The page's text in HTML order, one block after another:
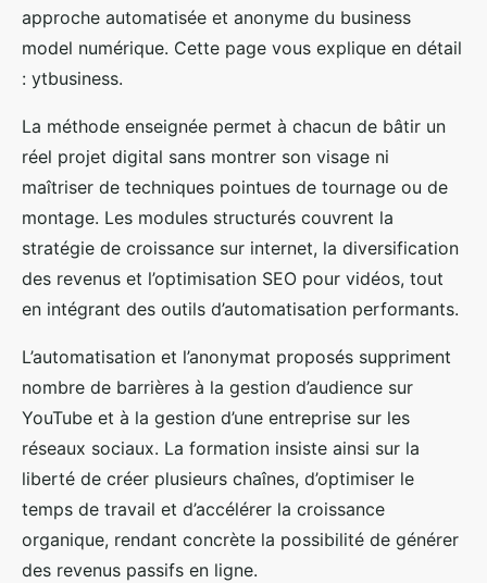
approche automatisée et anonyme du business
model numérique. Cette page vous explique en détail
: ytbusiness.
La méthode enseignée permet à chacun de bâtir un
réel projet digital sans montrer son visage ni
maîtriser de techniques pointues de tournage ou de
montage. Les modules structurés couvrent la
stratégie de croissance sur internet, la diversification
des revenus et l’optimisation SEO pour vidéos, tout
en intégrant des outils d’automatisation performants.
L’automatisation et l’anonymat proposés suppriment
nombre de barrières à la gestion d’audience sur
YouTube et à la gestion d’une entreprise sur les
réseaux sociaux. La formation insiste ainsi sur la
liberté de créer plusieurs chaînes, d’optimiser le
temps de travail et d’accélérer la croissance
organique, rendant concrète la possibilité de générer
des revenus passifs en ligne.